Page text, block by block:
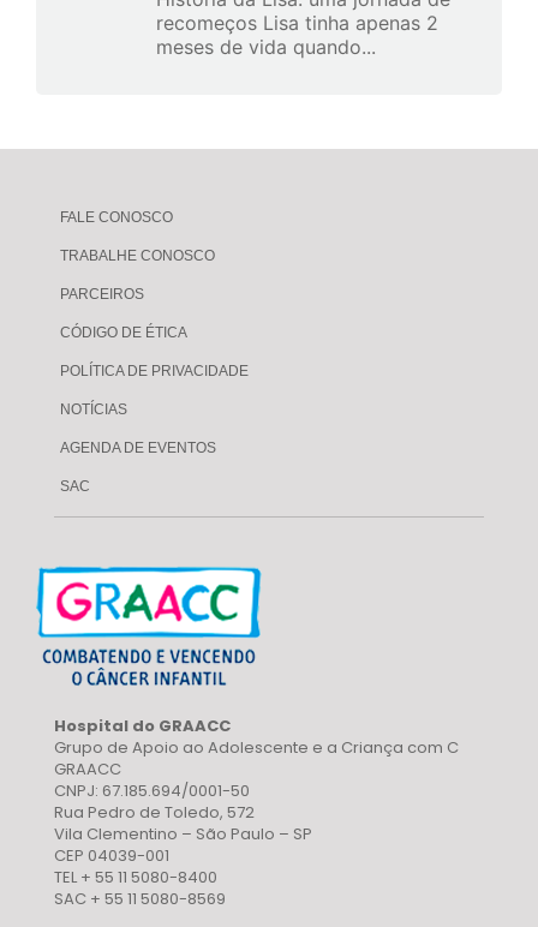
recomeços Lisa tinha apenas 2
meses de vida quando...
FALE CONOSCO
TRABALHE CONOSCO
PARCEIROS
CÓDIGO DE ÉTICA
POLÍTICA DE PRIVACIDADE
NOTÍCIAS
AGENDA DE EVENTOS
SAC
Hospital do GRAACC
Grupo de Apoio ao Adolescente e a Criança com C
GRAACC
CNPJ: 67.185.694/0001-50
Rua Pedro de Toledo, 572
Vila Clementino – São Paulo – SP
CEP 04039-001
TEL + 55 11 5080-8400
SAC + 55 11 5080-8569